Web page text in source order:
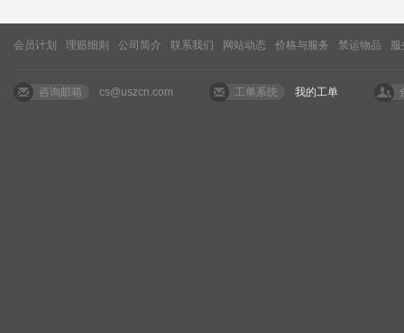
会员计划 理赔细则 公司简介 联系我们 网站动态 价格与服务 禁运物品
咨询邮箱 cs@uszcn.com 工单系统 我的工单